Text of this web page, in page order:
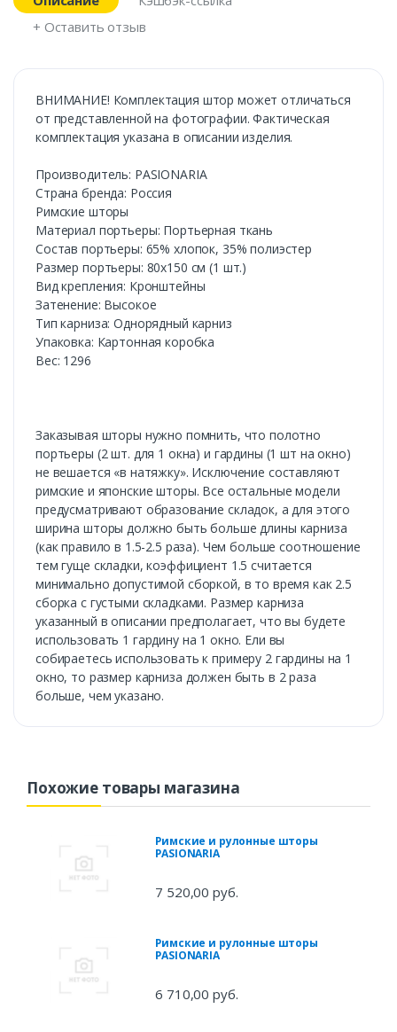
+ Оставить отзыв
ВНИМАНИЕ! Комплектация штор может отличаться
от представленной на фотографии. Фактическая
комплектация указана в описании изделия.
Производитель: PASIONARIA
Страна бренда: Россия
Римские шторы
Материал портьеры: Портьерная ткань
Состав портьеры: 65% хлопок, 35% полиэстер
Размер портьеры: 80х150 см (1 шт.)
Вид крепления: Кронштейны
Затенение: Высокое
Тип карниза: Однорядный карниз
Упаковка: Картонная коробка
Вес: 1296
Заказывая шторы нужно помнить, что полотно
портьеры (2 шт. для 1 окна) и гардины (1 шт на окно)
не вешается «в натяжку». Исключение составляют
римские и японские шторы. Все остальные модели
предусматривают образование складок, а для этого
ширина шторы должно быть больше длины карниза
(как правило в 1.5-2.5 раза). Чем больше соотношение
тем гуще складки, коэффициент 1.5 считается
минимально допустимой сборкой, в то время как 2.5
сборка с густыми складками. Размер карниза
указанный в описании предполагает, что вы будете
использовать 1 гардину на 1 окно. Ели вы
собираетесь использовать к примеру 2 гардины на 1
окно, то размер карниза должен быть в 2 раза
больше, чем указано.
Похожие товары магазина
Римские и рулонные шторы
PASIONARIA
7 520,00 руб.
Римские и рулонные шторы
PASIONARIA
6 710,00 руб.